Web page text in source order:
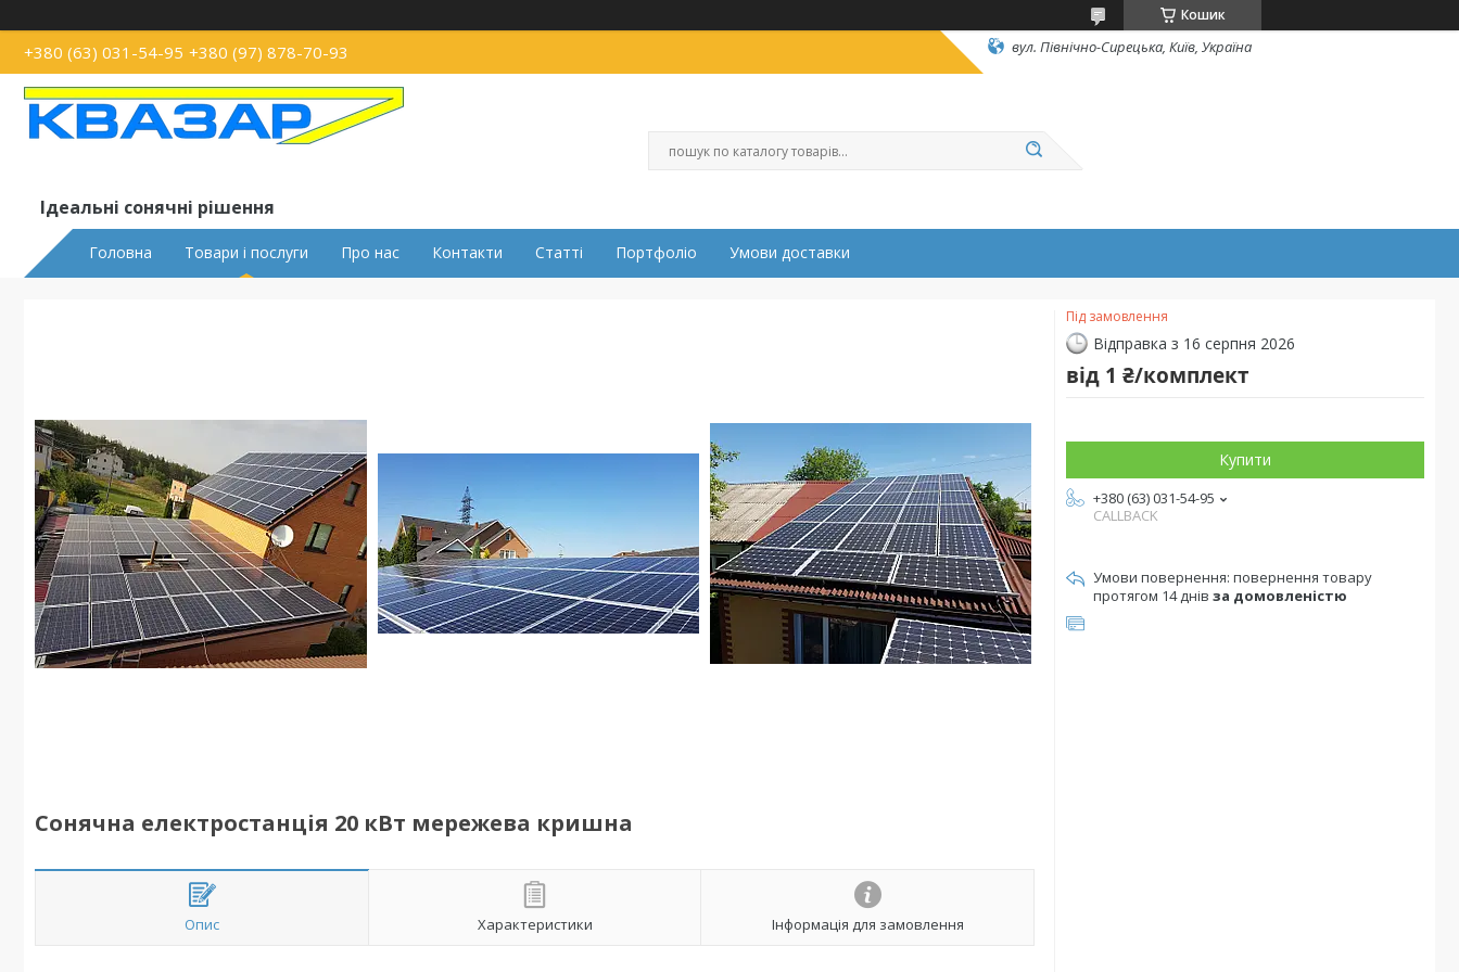
Кошик
+380 (63) 031-54-95 +380 (97) 878-70-93 вул. Північно-Сирецька, Київ, Україна
Ідеальні сонячні рішення
Головна Товари і послуги Про нас Контакти Статті Портфоліо Умови доставки
Сонячна електростанція 20 кВт мережева кришна
Опис Характеристики Інформація для замовлення
Під замовлення
Відправка з 16 серпня 2026
від 1 ₴/комплект
Купити
+380 (63) 031-54-95
CALLBACK
повернення товару
протягом 14 днів за домовленістю